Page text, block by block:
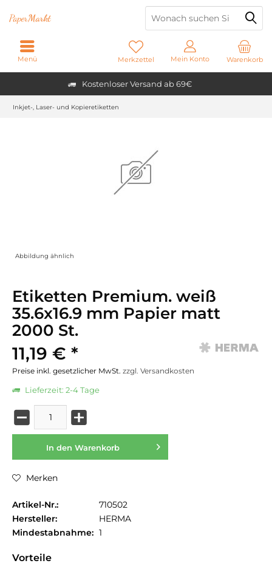
Kostenloser Versand ab 69€
PaperMarkt
Warenkorb
Merkzettel Mein Konto
Menü
Inkjet-, Laser- und Kopieretiketten
Abbildung ähnlich
Etiketten Premium. weiß
35.6x16.9 mm Papier matt
2000 St.
11,19 € *
Preise inkl. gesetzlicher MwSt. zzgl. Versandkosten
Lieferzeit: 2-4 Tage
In den Warenkorb
Merken
Artikel-Nr.:
710502
Hersteller:
HERMA
Mindestabnahme: 1
Vorteile